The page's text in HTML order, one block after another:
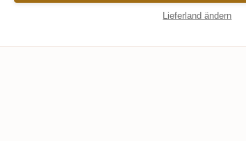
Lieferland ändern